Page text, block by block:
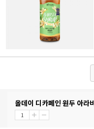
올데이 디카페인 원두 아